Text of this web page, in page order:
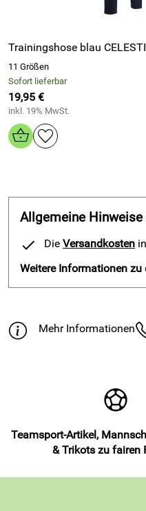
Trainingshose
11 Größen
Sofort lieferbar
19,95 €
inkl. 19% MwSt.
Allgemeine Hinweise
Die Versandkosten
Weitere Informationen
Mehr Informationen
Teamsport-Artikel,
& Trikots zu fairen